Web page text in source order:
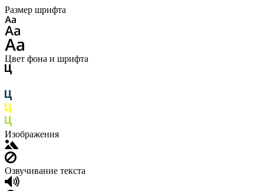
Размер шрифта
Цвет фона и шрифта
Изображения
Озвучивание текста